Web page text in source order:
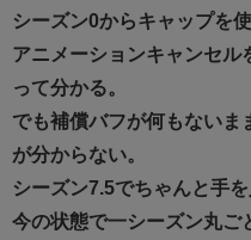
シーズン0からキャップを
アニメーションキャンセル
って分かる。
でも補償バフが何もないま
が分からない。
シーズン7.5でちゃんと手
今の状態で一シーズン丸ご